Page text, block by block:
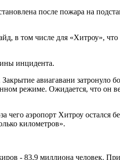
после пожара на
в том числе для «Хитроу», что
инцидента.
авиагавани затронуло
режиме. Ожидается, что он
аэропорт Хитроу остался
километров».
- 83,9 миллиона человек.